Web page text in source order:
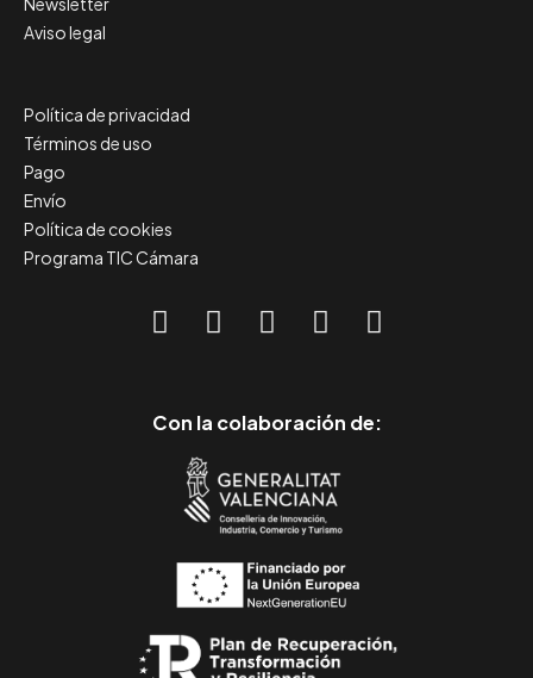
Aviso legal
Política de privacidad
Términos de uso
Pago
Envío
Política de cookies
Programa TIC Cámara
Con la colaboración de: